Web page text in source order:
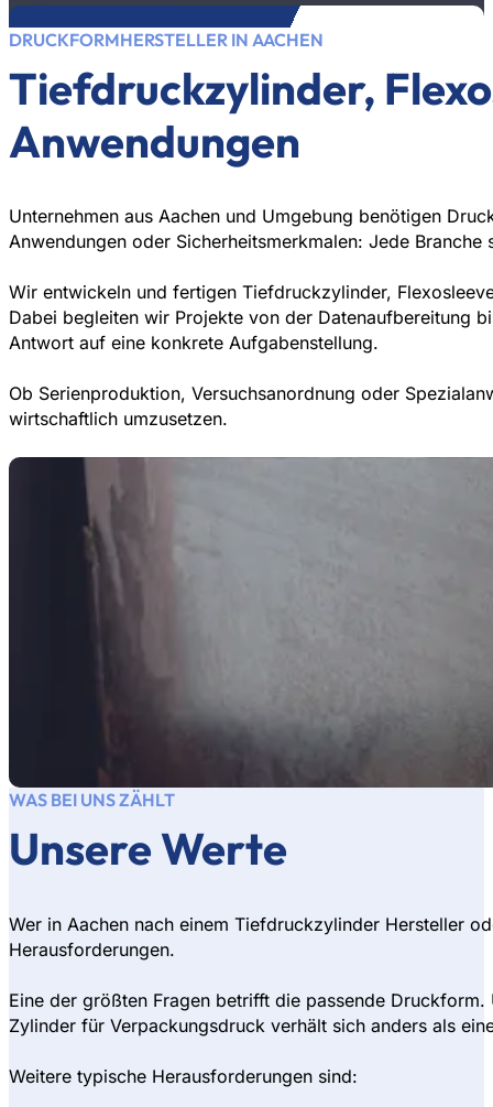
DRUCKFORMHERSTELLER IN AACHEN
Tiefdruckzylinder,
Anwendungen
Unternehmen aus Aachen und Umgebung benötigen
Anwendungen oder Sicherheitsmerkmalen: Jede
Wir entwickeln und fertigen Tiefdruckzylinder,
Dabei begleiten wir Projekte von der Datenaufbereitung
Antwort auf eine konkrete Aufgabenstellung.
Ob Serienproduktion, Versuchsanordnung oder
wirtschaftlich umzusetzen.
WAS BEI UNS ZÄHLT
Unsere Werte
Wer in Aachen nach einem Tiefdruckzylinder Hersteller
Herausforderungen.
Eine der größten Fragen betrifft die passende
Zylinder für Verpackungsdruck verhält sich anders als
Weitere typische Herausforderungen sind: